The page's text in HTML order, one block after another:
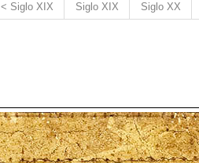
< Siglo XIX Siglo XIX Siglo XX